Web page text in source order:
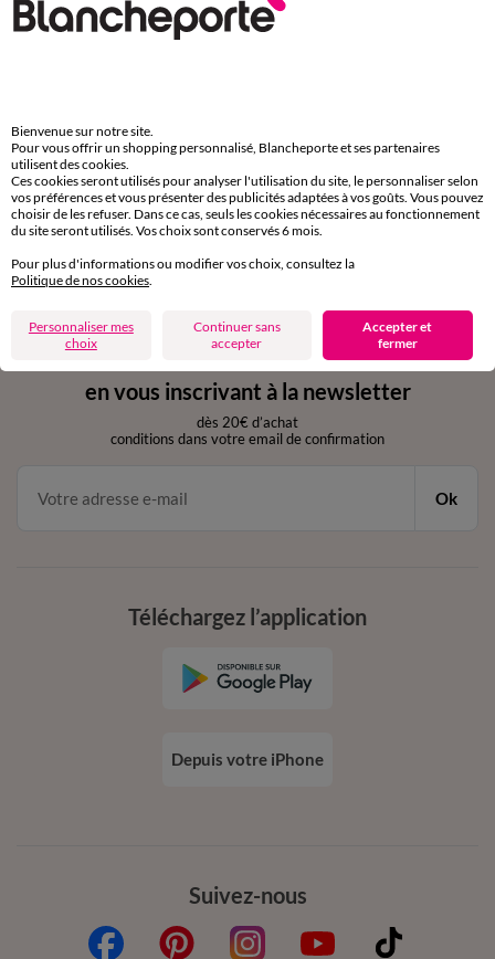
Paiement 100% sécurisé
Payez plus tard ou en plusieurs fois
Retours gratuits
sous 30 jours avec Mondial Relay uniquement
Service clients
par chat et par téléphone
de 8h00 à 20h00 du lundi au samedi
11€ Offerts
en vous inscrivant à la newsletter
dès 20€ d’achat
conditions dans votre email de confirmation
Ok
Suivez-nous
Téléchargez l’application
Depuis votre iPhone
Bienvenue sur notre site.
Pour vous offrir un shopping personnalisé, Blancheporte et ses partenaires
utilisent des cookies.
Ces cookies seront utilisés pour analyser l'utilisation du site, le personnaliser selon
vos préférences et vous présenter des publicités adaptées à vos goûts. Vous pouvez
choisir de les refuser. Dans ce cas, seuls les cookies nécessaires au fonctionnement
du site seront utilisés. Vos choix sont conservés 6 mois.
Pour plus d'informations ou modifier vos choix, consultez la
Politique de nos cookies
Personnaliser mes
choix
Continuer sans
accepter
Accepter et
fermer